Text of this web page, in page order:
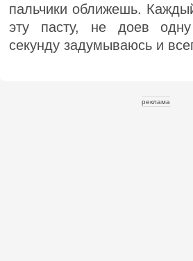
пальчики оближешь.
эту пасту, не доев
секунду задумываюсь и
реклама